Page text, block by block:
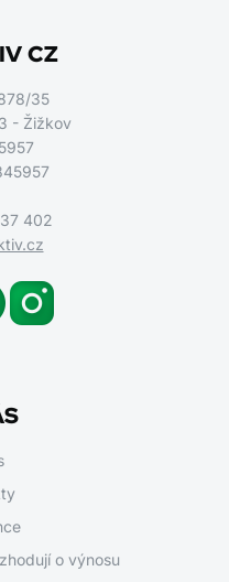
CZ
35
- Žižkov
402
o výnosu